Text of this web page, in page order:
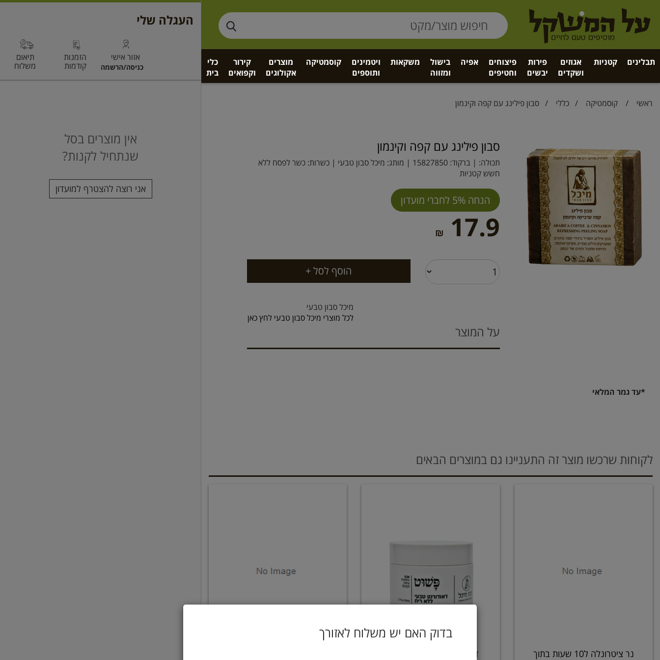
בדוק האם יש משלוח לאזורך
תבלינים קטניות
אגוזים
ושקדים
פירות
יבשים
פיצוחים
וחטיפים
אפיה
בישול
ומזווה
משקאות
ויטמינים
ותוספים
קוסמטיקה
מוצרים
אקולוגים
קירור
וקפואים
כלי
בית
ראשי / קוסמטיקה / כללי / סבון פילינג עם קפה וקינמון
סבון פילינג עם קפה וקינמון
תכולה: | ברקוד:15827850 | מותג: מיכל סבון טבעי | כשרות: כשר לפסח ללא
חשש קטניות
הנחה 5% לחברי מועדון
17.9
₪
מיכל סבון טבעי
לכל מוצרי מיכל סבון טבעי לחץ כאן
על המוצר
*עד גמר המלאי
לקוחות שרכשו מוצר זה התעניינו גם במוצרים הבאים
נר ציטרונלה ל10 שעות בתוך
דאודורנט טבעי אבץ במרקם